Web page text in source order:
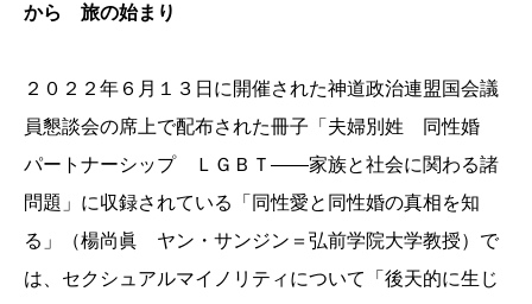
から 旅の始まり
２０２２年６月１３日に開催された神道政治連盟国会議
員懇談会の席上で配布された冊子「夫婦別姓 同性婚
パートナーシップ ＬＧＢＴ――家族と社会に関わる諸
問題」に収録されている「同性愛と同性婚の真相を知
る」（楊尚眞 ヤン・サンジン＝弘前学院大学教授）で
は、セクシュアルマイノリティについて「後天的に生じ